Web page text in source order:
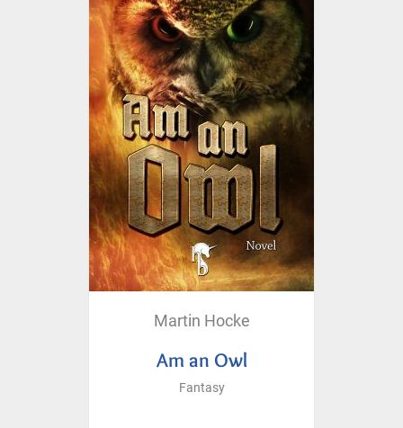
Martin Hocke
Am an Owl
Fantasy